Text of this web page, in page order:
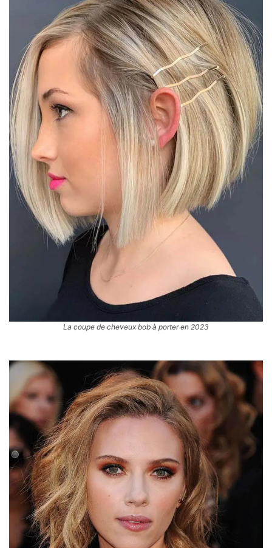
La coupe de cheveux bob à porter en 2023